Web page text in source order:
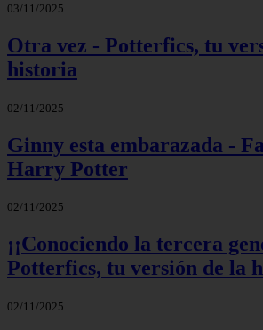
03/11/2025
Otra vez - Potterfics, tu
historia
02/11/2025
Ginny esta embarazada -
Harry Potter
02/11/2025
¡¡Conociendo la tercera
Potterfics, tu versión de la
02/11/2025